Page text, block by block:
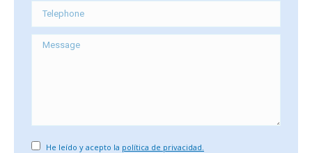
Telephone
Message
He leído y acepto la política de privacidad.